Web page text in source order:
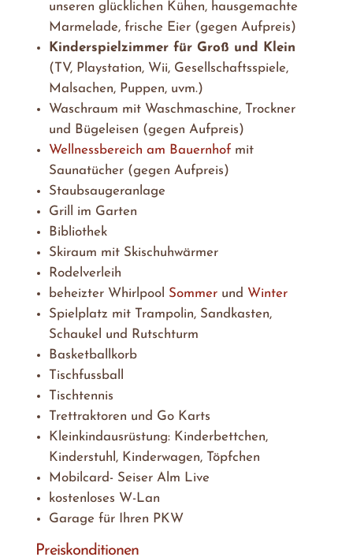
unseren glücklichen Kühen, hausgemachte
Marmelade, frische Eier (gegen Aufpreis)
Kinderspielzimmer für Groß und Klein
(TV, Playstation, Wii, Gesellschaftsspiele,
Malsachen, Puppen, uvm.)
Waschraum mit Waschmaschine, Trockner
und Bügeleisen (gegen Aufpreis)
Wellnessbereich am Bauernhofmit
Saunatücher (gegen Aufpreis)
Staubsaugeranlage
Grill im Garten
Bibliothek
Skiraum mit Skischuhwärmer
Rodelverleih
beheizter Whirlpool Sommerund Winter
Spielplatz mit Trampolin, Sandkasten,
Schaukel und Rutschturm
Basketballkorb
Tischfussball
Tischtennis
Trettraktoren und Go Karts
Kleinkindausrüstung: Kinderbettchen,
Kinderstuhl, Kinderwagen, Töpfchen
Mobilcard- Seiser Alm Live
kostenloses W-Lan
Garage für Ihren PKW
Preiskonditionen